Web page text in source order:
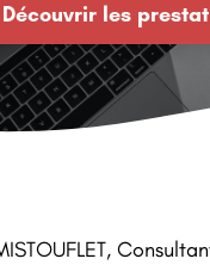
Découvrir les